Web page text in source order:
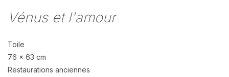
Vénus et l'amour
Toile
76 x 63 cm
Restaurations anciennes